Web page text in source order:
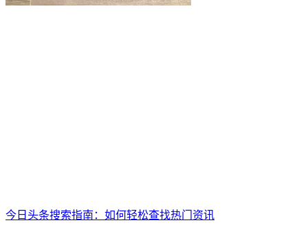
今日头条搜索指南：如何轻松查找热门资讯